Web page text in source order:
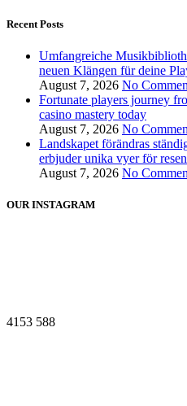
Recent Posts
Umfangreiche
neuen Klängen für deine
August 7, 2026 No
Fortunate players journey
casino mastery today
August 7, 2026 No
Landskapet förändras
erbjuder unika vyer för
August 7, 2026 No
OUR INSTAGRAM
4153 588